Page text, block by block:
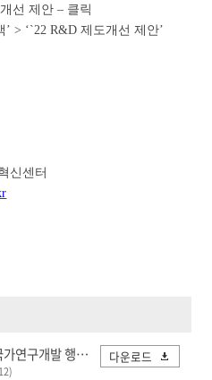
선 제안– 클릭
’ > ‘`22 R&D제도개선 제안’
신센터
(과기정통부) 2022년도 국가연구개발 행정제도 개선 기본지침(안).pdf 다운로드